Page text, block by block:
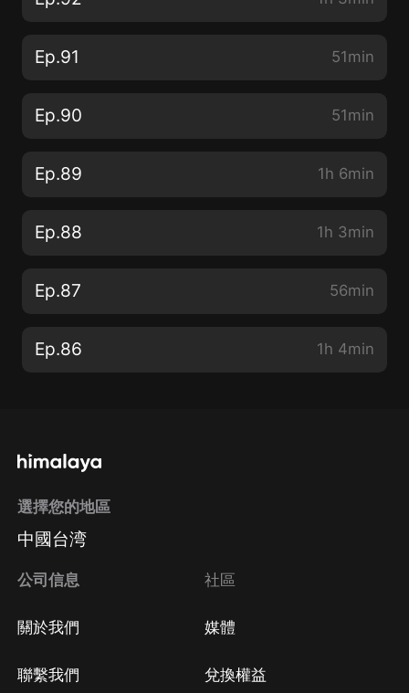
Ep.91 51min
Ep.90 51min
Ep.89 1h 6min
Ep.88 1h 3min
Ep.87 56min
Ep.86 1h 4min
選擇您的地區
中國台湾
公司信息
關於我們
聯繫我們
社區
媒體
兌換權益